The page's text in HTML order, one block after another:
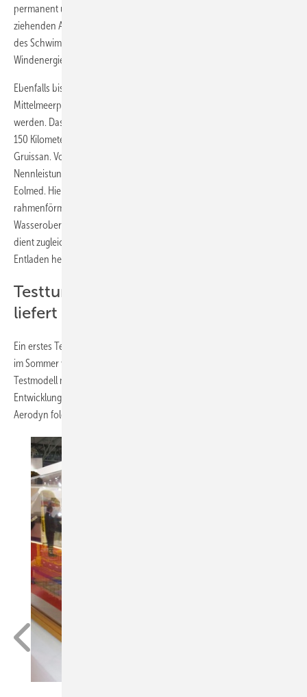
permanent und an allen drei Schwimmern gleichmäßig nach oben
ziehenden Auftriebskräfte stabilisieren die waagerechte Ausrichtung
des Schwimmfundamentes und die senkrechte Ausrichtung der
Windenergieanlage.
Ebenfalls bis 2020 wollen auch die Gesellschafter des zweiten
Mittelmeerpilotprojekts für schwimmende Offshore-Windparks fertig
werden. Das Vorhaben Eolmed mit knapp 25 MW entsteht vor dem gut
150 Kilometer südwestlich der Rhône-Mündung gelegenen Küstenort
Gruissan. Vorgesehen sind hier vier Senvion-Turbinen mit je 6,15 MW
Nennleistung auf Schwimmern des französischen Unternehmens
Eolmed. Hier haben die Schwimmer einen quadratischen
rahmenförmigen Grundriss und ragen stabil über die
Wasseroberfläche (siehe Bildergalerie am Textende). Das Fundament
dient zugleich als Ponton zum Anlanden von Arbeitern und zum
Entladen herangeschiffter Ersatzteile.
Testturbine für Floating Offshore
liefert ersten Meereswind-Strom
Ein erstes Test-Modell mit einer Zwei-MW-Windturbine von Vestas ist
im Sommer vor der Atlantikküste in Betrieb gegangen. Ein zweites
Testmodell mit einer zweiflügeligen Drei-MW-Anlage aus der
Entwicklung des deutschen Windturbinen-Designer-Unternehmens
Aerodyn folgte kurz danach unter dem Projektnamen Nedo in Japan.